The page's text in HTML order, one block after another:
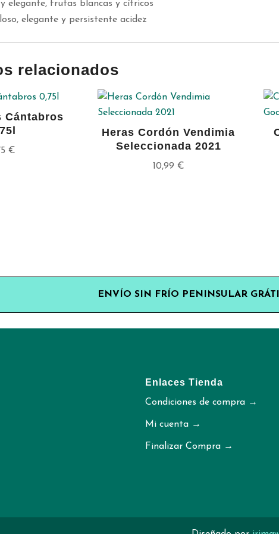
elegante, frutas blancas y cítricos
elegante y persistente acidez
relacionados
Cántabros
€
Heras Cordón Vendimia
Seleccionada 2021
10,99 €
ENVÍO SIN FRÍO PENINSULAR
Enlaces Tienda
Condiciones de compra →
Mi cuenta →
Finalizar Compra →